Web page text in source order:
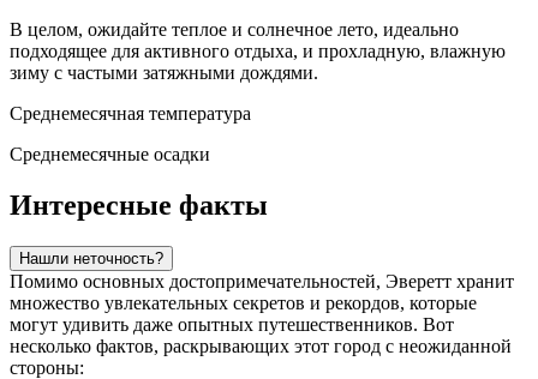
В целом, ожидайте теплое и солнечное лето, идеально
подходящее для активного отдыха, и прохладную, влажную
зиму с частыми затяжными дождями.
Среднемесячная температура
Среднемесячные осадки
Интересные факты
Нашли неточность?
Помимо основных достопримечательностей, Эверетт хранит
множество увлекательных секретов и рекордов, которые
могут удивить даже опытных путешественников. Вот
несколько фактов, раскрывающих этот город с неожиданной
стороны: